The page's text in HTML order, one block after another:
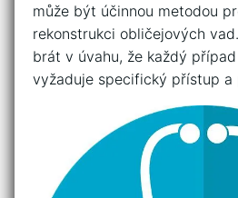
může být účinnou​ metodou
‌rekonstrukci ⁤obličejových
brát v⁢ úvahu, že každý
vyžaduje ⁤specifický přístup a